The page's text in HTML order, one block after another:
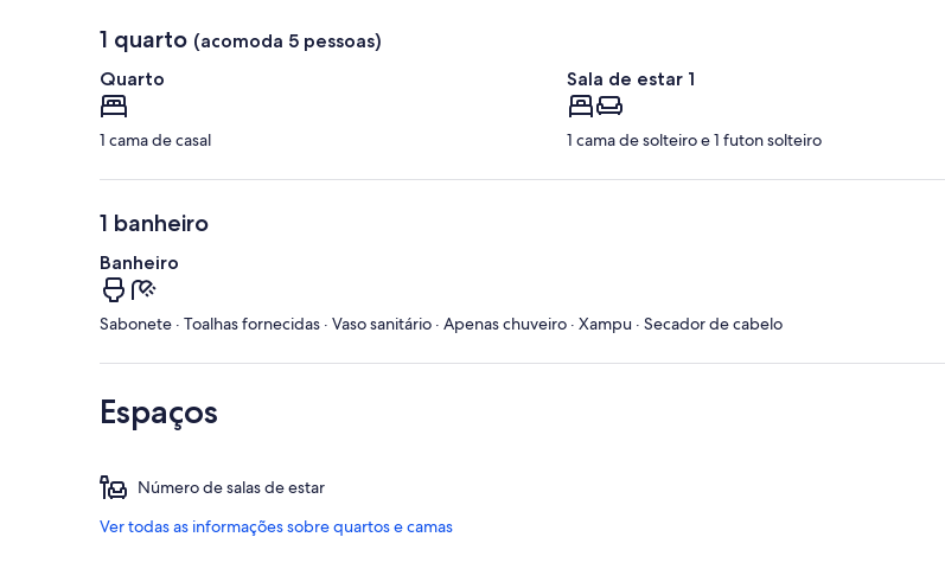
1 quarto (acomoda 5 pessoas)
Quarto
1 cama de casal
Sala de estar 1
1 cama de solteiro e 1 futon solteiro
1 banheiro
Banheiro
Sabonete · Toalhas fornecidas · Vaso sanitário · Apenas chuveiro · Xampu · Secador de cabelo
Espaços
Número de salas de estar
Ver todas as informações sobre quartos e camas